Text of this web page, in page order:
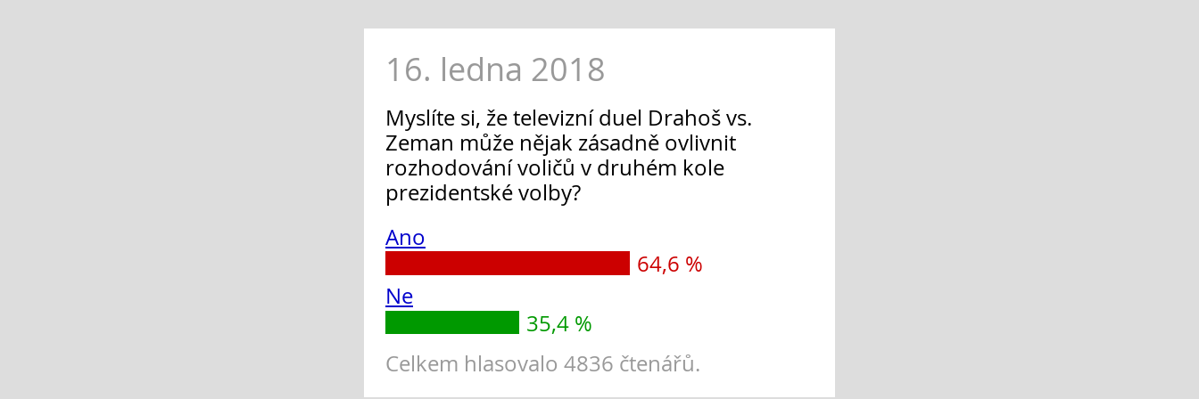
16. ledna 2018
Myslíte si, že televizní duel Drahoš vs.
Zeman může nějak zásadně ovlivnit
rozhodování voličů v druhém kole
prezidentské volby?
Ano
64,6 %
Ne
35,4 %
Celkem hlasovalo 4836 čtenářů.